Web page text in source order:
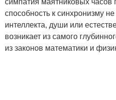
способность к синхронизму
интеллекта, души или
возникает из самого
из законов математики и